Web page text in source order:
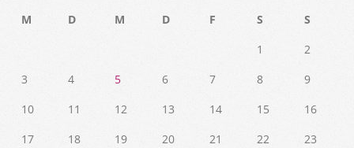
M
D M D F S
S
1
2
3
4 5 6 7 8
9
10
11 12 13 14 15
16
17
18 19 20 21 22
23